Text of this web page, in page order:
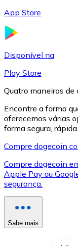
XRP
XRP
Ver tudo
Cupons cripto
App Store
Disponível na
Play Store
Quatro maneiras
Encontre a forma
oferecemos várias
forma segura,
Compre dogecoin
Compre dogecoin
Apple Pay ou
segurança.
Sabe mais